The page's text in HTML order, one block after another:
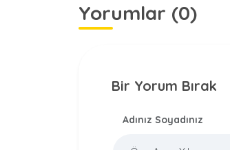
Yorumlar (0)
Bir Yorum Bırak
Adınız Soyadınız